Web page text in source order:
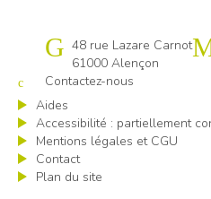
Cap emploi 61
48 rue Lazare Carnot
61000 Alençon
Contactez-nous
Aides
Accessibilité : partiellement
Mentions légales et CGU
Contact
Plan du site